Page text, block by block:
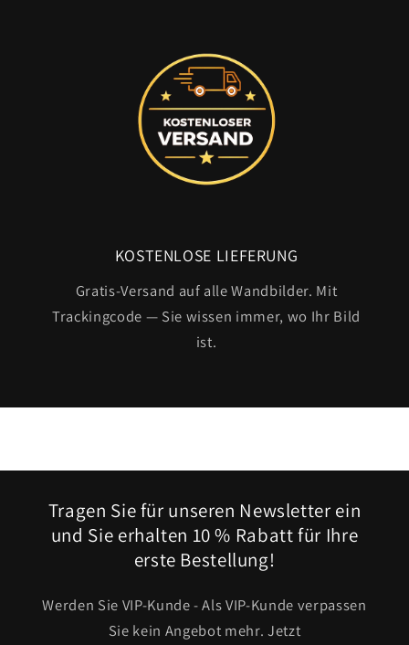
KOSTENLOSE LIEFERUNG
Gratis-Versand auf alle Wandbilder. Mit
Trackingcode — Sie wissen immer, wo Ihr Bild
ist.
Tragen Sie für unseren Newsletter ein
und Sie erhalten 10 % Rabatt für Ihre
erste Bestellung!
Werden Sie VIP-Kunde - Als VIP-Kunde verpassen
Sie kein Angebot mehr. Jetzt